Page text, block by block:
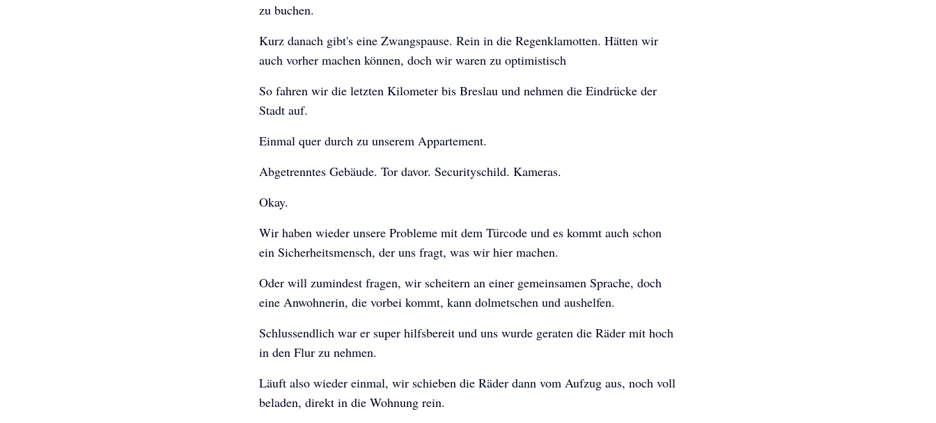
zu buchen.
Kurz danach gibt's eine Zwangspause. Rein in die Regenklamotten. Hätten wir
auch vorher machen können, doch wir waren zu optimistisch
So fahren wir die letzten Kilometer bis Breslau und nehmen die Eindrücke der
Stadt auf.
Einmal quer durch zu unserem Appartement.
Abgetrenntes Gebäude. Tor davor. Securityschild. Kameras.
Okay.
Wir haben wieder unsere Probleme mit dem Türcode und es kommt auch schon
ein Sicherheitsmensch, der uns fragt, was wir hier machen.
Oder will zumindest fragen, wir scheitern an einer gemeinsamen Sprache, doch
eine Anwohnerin, die vorbei kommt, kann dolmetschen und aushelfen.
Schlussendlich war er super hilfsbereit und uns wurde geraten die Räder mit hoch
in den Flur zu nehmen.
Läuft also wieder einmal, wir schieben die Räder dann vom Aufzug aus, noch voll
beladen, direkt in die Wohnung rein.